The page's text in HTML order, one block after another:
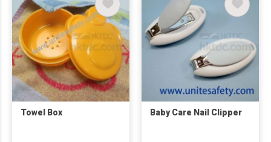
Towel Box Baby Care Nail Clipper